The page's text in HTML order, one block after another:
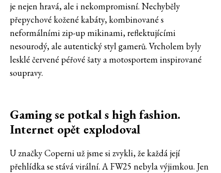
je nejen hravá, ale i nekompromisní. Nechyběly
přepychové kožené kabáty, kombinované s
neformálními zip-up mikinami, reflektujícími
nesourodý, ale autentický styl gamerů. Vrcholem byly
lesklé červené péřové šaty a motosportem inspirované
soupravy.
Gaming se potkal s high fashion.
Internet opět explodoval
U značky Coperni už jsme si zvykli, že každá její
přehlídka se stává virální. A FW25 nebyla výjimkou. Jen